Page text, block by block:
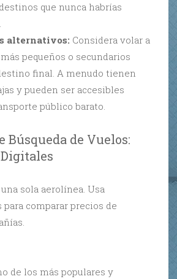
que nunca habrías
alternativos: Considera volar a
pequeños o secundarios
final. A menudo tienen
y pueden ser accesibles
público barato.
Búsqueda de Vuelos:
sola aerolínea. Usa
para comparar precios de
de los más populares y